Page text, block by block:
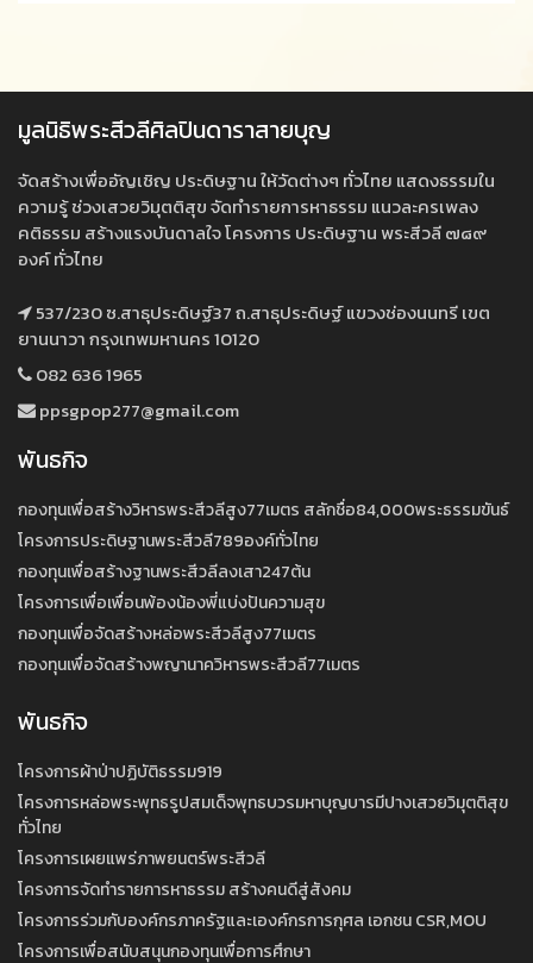
มูลนิธิพระสีวลีศิลปินดาราสายบุญ
จัดสร้างเพื่ออัญเชิญ ประดิษฐาน ให้วัดต่างๆ ทั่วไทย แสดงธรรมใน
ความรู้ ช่วงเสวยวิมุตติสุข จัดทำรายการหาธรรม แนวละครเพลง
คติธรรม สร้างแรงบันดาลใจ โครงการ ประดิษฐาน พระสีวลี ๗๘๙
องค์ ทั่วไทย
537/230 ซ.สาธุประดิษฐ์37 ถ.สาธุประดิษฐ์ แขวงช่องนนทรี เขต
ยานนาวา กรุงเทพมหานคร 10120
082 636 1965
ppsgpop277@gmail.com
พันธกิจ
กองทุนเพื่อสร้างวิหารพระสีวลีสูง77เมตร สลักชื่อ84,000พระธรรมขันธ์
โครงการประดิษฐานพระสีวลี789องค์ทั่วไทย
กองทุนเพื่อสร้างฐานพระสีวลีลงเสา247ต้น
โครงการเพื่อเพื่อนพ้องน้องพี่แบ่งปันความสุข
กองทุนเพื่อจัดสร้างหล่อพระสีวลีสูง77เมตร
กองทุนเพื่อจัดสร้างพญานาควิหารพระสีวลี77เมตร
พันธกิจ
โครงการผ้าป่าปฏิบัติธรรม919
โครงการหล่อพระพุทธรูปสมเด็จพุทธบวรมหาบุญบารมีปางเสวยวิมุตติสุข
ทั่วไทย
โครงการเผยแพร่ภาพยนตร์พระสีวลี
โครงการจัดทำรายการหาธรรม สร้างคนดีสู่สังคม
โครงการร่วมกับองค์กรภาครัฐและเองค์กรการกุศล เอกชน CSR,MOU
โครงการเพื่อสนับสนุนกองทุนเพื่อการศึกษา